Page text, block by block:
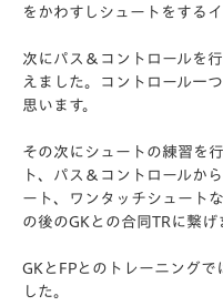
をかわすしシュートをする
次にパス＆コントロールを
えました。コントロール一
思います。
その次にシュートの練習を
ト、パス＆コントロールか
ート、ワンタッチシュート
の後のGKとの合同TRに繋げ
GKとFPとのトレーニングで
した。